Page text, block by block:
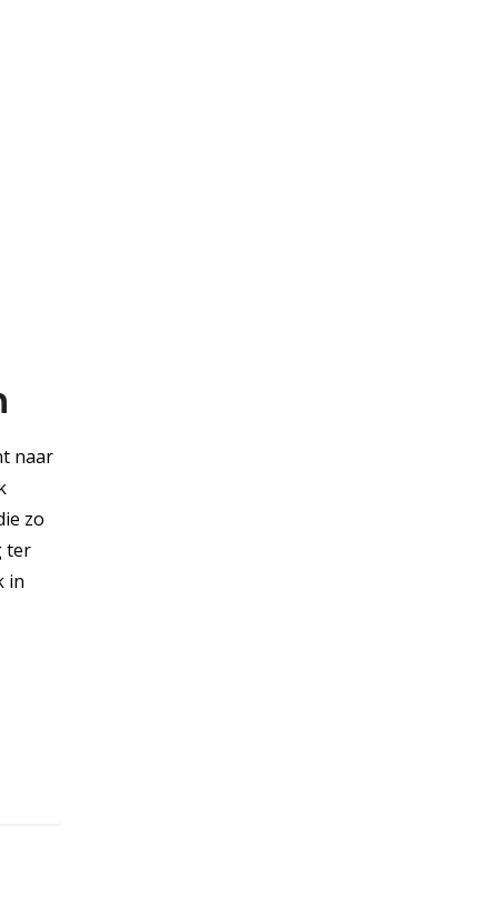
naar
zo
ter
in